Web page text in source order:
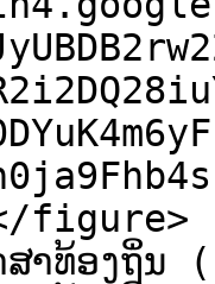
figure>
ສາທ້ອງຖິ່